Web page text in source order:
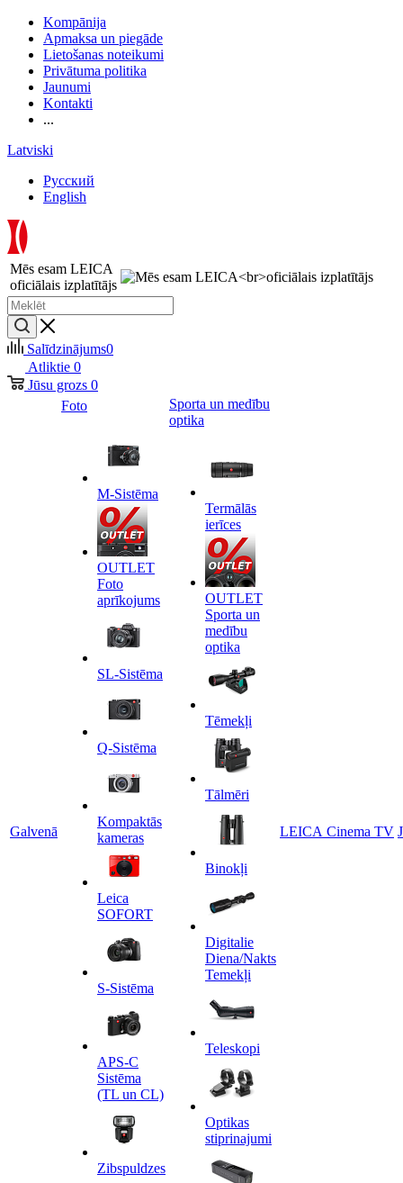
Kompānija
Apmaksa un piegāde
Lietošanas noteikumi
Privātuma politika
Jaunumi
Kontakti
...
Latviski
Русский
English
Mēs esam LEICA
oficiālais izplatītājs
Salīdzinājums0
Atliktie 0
Jūsu grozs 0
Galvenā
Foto
M-Sistēma
OUTLET
Foto
aprīkojums
SL-Sistēma
Q-Sistēma
Kompaktās
kameras
Leica
SOFORT
S-Sistēma
APS-C
Sistēma
(TL un CL)
Zibspuldzes
Sporta un medību
optika
Termālās
ierīces
OUTLET
Sporta un
medību
optika
Tēmekļi
Tālmēri
Binokļi
Digitalie
Diena/Nakts
Temekļi
Teleskopi
Optikas
stiprinajumi
LEICA Cinema TV